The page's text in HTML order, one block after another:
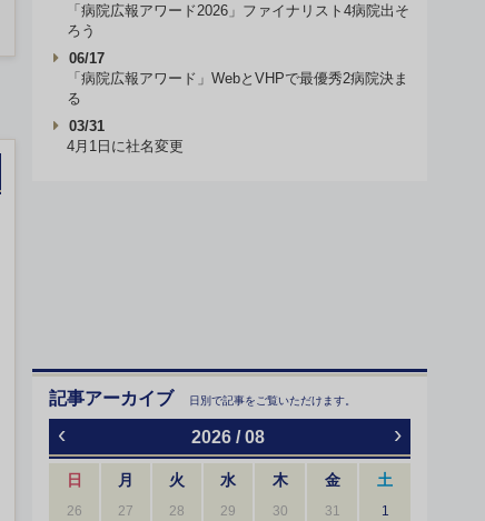
「病院広報アワード2026」ファイナリスト4病院出そ
ろう
06/17
「病院広報アワード」WebとVHPで最優秀2病院決ま
る
03/31
4月1日に社名変更
記事アーカイブ 日別で記事をご覧いただけます。
‹ 2026 / 08 ›
日 月 火 水 木 金 土
26 27 28 29 30 31
1